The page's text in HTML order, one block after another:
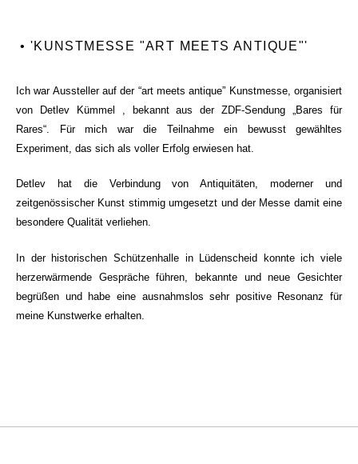
• 'KUNSTMESSE "ART MEETS ANTIQUE"'
Ich war Aussteller auf der “art meets antique” Kunstmesse, organisiert
von Detlev Kümmel , bekannt aus der ZDF-Sendung „Bares für
Rares“. Für mich war die Teilnahme ein bewusst gewähltes
Experiment, das sich als voller Erfolg erwiesen hat.
Detlev hat die Verbindung von Antiquitäten, moderner und
zeitgenössischer Kunst stimmig umgesetzt und der Messe damit eine
besondere Qualität verliehen.
In der historischen Schützenhalle in Lüdenscheid konnte ich viele
herzerwärmende Gespräche führen, bekannte und neue Gesichter
begrüßen und habe eine ausnahmslos sehr positive Resonanz für
meine Kunstwerke erhalten.